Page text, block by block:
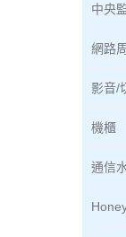
中央
網路
影音/
機櫃
通信